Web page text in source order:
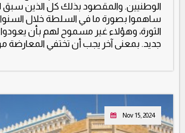
الوطنيين. والمقصود بذلك كل الذين سبق
ساهموا بصورة ما في السلطة خلال
الثورة، وهؤلاء غير مسموح لهم بأن
جديد. بمعنى آخر يجب أن تختفي المعارضة
Nov 15, 2024